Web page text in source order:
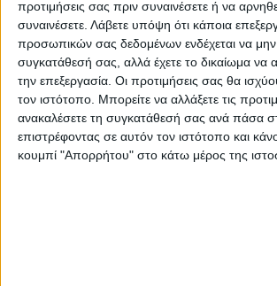
προτιμήσεις σας πριν συναινέσετε ή να
συναινέσετε. Λάβετε υπόψη ότι κάποια
προσωπικών σας δεδομένων ενδέχεται να μην
συγκατάθεσή σας, αλλά έχετε το δικαίωμα να
την επεξεργασία. Οι προτιμήσεις σας θα
τον ιστότοπο. Μπορείτε να αλλάξετε τις
ανακαλέσετε τη συγκατάθεσή σας ανά πάσα
επιστρέφοντας σε αυτόν τον ιστότοπο και
κουμπί "Απορρήτου" στο κάτω μέρος της
Τελευταίες Ειδήσεις Σήμερα
Ακολούθησε την
ΑΓΩΝ στο Google
Όλες οι εξελίξεις στην